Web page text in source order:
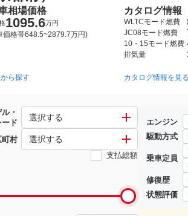
相場価格
1095.6万円
価格帯648.5~2879.7万円)
ら探す
カタログ情報
WLTCモード燃費
JC08モード燃費
10・15モード燃費
排気量
カタログ情報を見る
・
ード
選択する
町村 選択する
支払総額
エンジン
駆動方式
乗車定員
修復歴
状態評価